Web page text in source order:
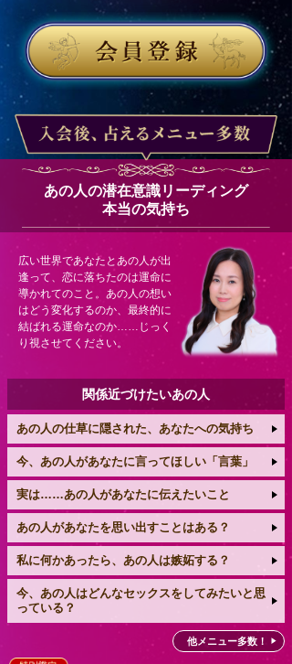
あの人の潜在意識リーディング
本当の気持ち
広い世界であなたとあの人が出
逢って、恋に落ちたのは運命に
導かれてのこと。あの人の想い
はどう変化するのか、最終的に
結ばれる運命なのか……じっく
り視させてください。
関係近づけたいあの人
あの人の仕草に隠された、あなたへの気持ち
今、あの人があなたに言ってほしい「言葉」
実は……あの人があなたに伝えたいこと
あの人があなたを思い出すことはある？
私に何かあったら、あの人は嫉妬する？
今、あの人はどんなセックスをしてみたいと思
っている？
他メニュー多数！